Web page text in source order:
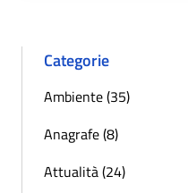
Categorie
Ambiente (35)
Anagrafe (8)
Attualità (24)